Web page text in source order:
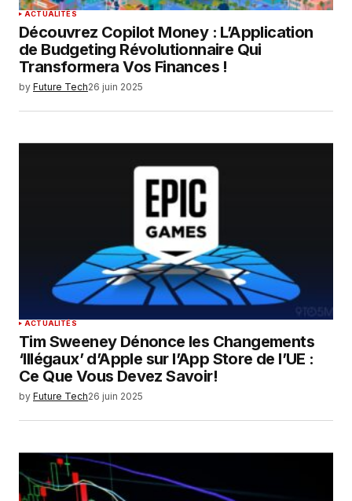
ACTUALITÉS
Découvrez Copilot Money : L’Application
de Budgeting Révolutionnaire Qui
Transformera Vos Finances !
by Future Tech26 juin 2025
ACTUALITÉS
Tim Sweeney Dénonce les Changements
‘Illégaux’ d’Apple sur l’App Store de l’UE :
Ce Que Vous Devez Savoir!
by Future Tech26 juin 2025